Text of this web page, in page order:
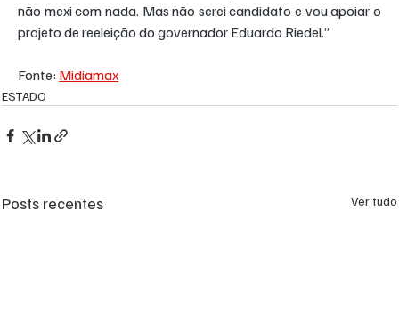
não mexi com nada. Mas não serei candidato e vou apoiar o
projeto de reeleição do governador Eduardo Riedel.”
Fonte: Midiamax
ESTADO
Posts recentes Ver tudo